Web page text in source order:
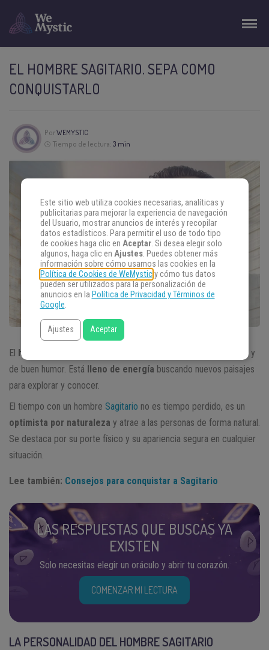
EL HOMBRE SAGITARIO. SEPA COMO
CONQUISTARLO
PorWEMYSTIC
Tiempo de lectura: 3 min
El hombre Sagitario es de espíritu libre
, aventurero, soñador y
de buen humor. Está lleno de energía buscando nuevos paisajes
para explorar y conocer.
El tiempo con un hombre Sagitario no es tiempo perdido, es un
optimista por naturaleza y atrae a las personas de forma natural.
Se destaca por su porte físico y su apariencia segura en cualquier
situación.
Lee también: Consejos para conquistar a Sagitario
LAS RESPUESTAS QUE BUSCAS YA
EXISTEN
Solo necesitas elegir un oráculo y abrir tu corazón.
COMENZAR MI LECTURA
LA PERSONALIDAD DEL HOMBRE SAGITARIO
Este sitio web utiliza cookies necesarias, analíticas y
publicitarias para mejorar la experiencia de navegación
del Usuario, mostrar anuncios de interés y recopilar
datos estadísticos. Para permitir el uso de todo tipo
de cookies haga clic en Aceptar. Si desea elegir solo
algunos, haga clic en Ajustes. Puedes obtener más
información sobre cómo usamos las cookies en la
Política de Cookies de WeMysticy cómo tus datos
pueden ser utilizados para la personalización de
anuncios en la Política de Privacidad y Términos de
Google.
Ajustes Aceptar